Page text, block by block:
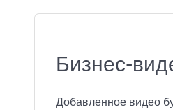
Бизнес-
Добавленное видео